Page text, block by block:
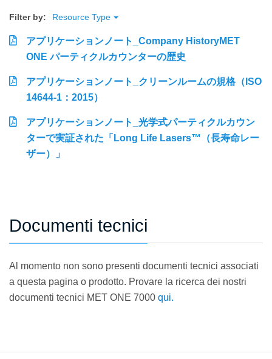
Filter by: Resource Type
アプリケーションノート_Company HistoryMET
ONE パーティクルカウンターの歴史
アプリケーションノート_クリーンルームの規格（ISO
14644-1：2015）
アプリケーションノート_光学式パーティクルカウン
ターで実証された「Long Life Lasers™（長寿命レー
ザー）」
Documenti tecnici
Al momento non sono presenti documenti tecnici associati
a questa pagina o prodotto. Provare la ricerca dei nostri
documenti tecnici MET ONE 7000 qui.